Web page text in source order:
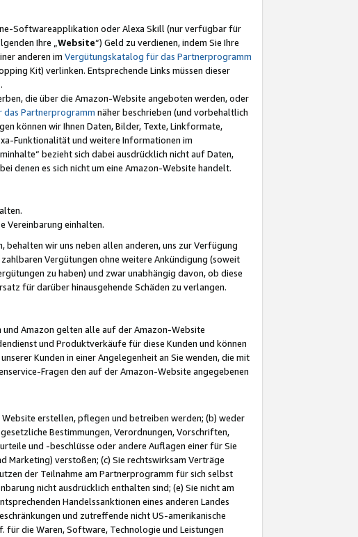
Softwareapplikation oder Alexa Skill (nur verfügbar für
Ihre „ Website“) Geld zu verdienen, indem Sie Ihre
anderen im Vergütungskatalog für das Partnerprogramm
Kit) verlinken. Entsprechende Links müssen dieser
die über die Amazon-Website angeboten werden, oder
Partnerprogramm näher beschrieben (und vorbehaltlich
können wir Ihnen Daten, Bilder, Texte, Linkformate,
Funktionalität und weitere Informationen im
bezieht sich dabei ausdrücklich nicht auf Daten,
denen es sich nicht um eine Amazon-Website handelt.
Vereinbarung einhalten.
wir uns neben allen anderen, uns zur Verfügung
Vergütungen ohne weitere Ankündigung (soweit
zu haben) und zwar unabhängig davon, ob diese
für darüber hinausgehende Schäden zu verlangen.
und Amazon gelten alle auf der Amazon-Website
und Produktverkäufe für diese Kunden und können
Kunden in einer Angelegenheit an Sie wenden, die mit
Fragen den auf der Amazon-Website angegebenen
erstellen, pflegen und betreiben werden; (b) weder
Bestimmungen, Verordnungen, Vorschriften,
und -beschlüsse oder andere Auflagen einer für Sie
Marketing) verstoßen; (c) Sie rechtswirksam Verträge
der Teilnahme am Partnerprogramm für sich selbst
nicht ausdrücklich enthalten sind; (e) Sie nicht am
Handelssanktionen eines anderen Landes
und zutreffende nicht US-amerikanische
für die Waren, Software, Technologie und Leistungen